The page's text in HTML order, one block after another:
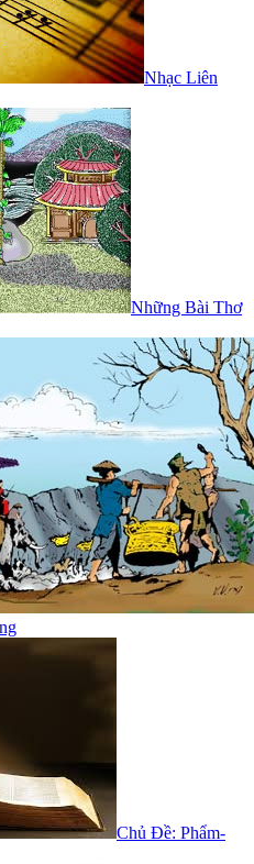
Nhạc Liên
Những Bài Thơ
Chủ Đề: Phẩm-